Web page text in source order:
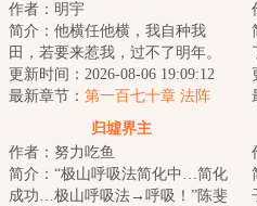
作者：明宇
简介：他横任他横，我自种我
田，若要来惹我，过不了明年。
宅男赵海带着农场穿越到了异
界，附身到了一个落...
更新时间：2026-08-06 19:09:12
最新章节： 第一百七十章 法阵
归墟界主
作者：努力吃鱼
简介：“极山呼吸法简化中…简化
成功…极山呼吸法→呼吸！”陈斐